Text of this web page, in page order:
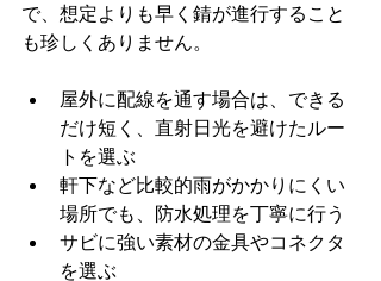
で、想定よりも早く錆が進行すること
も珍しくありません。
屋外に配線を通す場合は、できる
だけ短く、直射日光を避けたルー
トを選ぶ
軒下など比較的雨がかかりにくい
場所でも、防水処理を丁寧に行う
サビに強い素材の金具やコネクタ
を選ぶ